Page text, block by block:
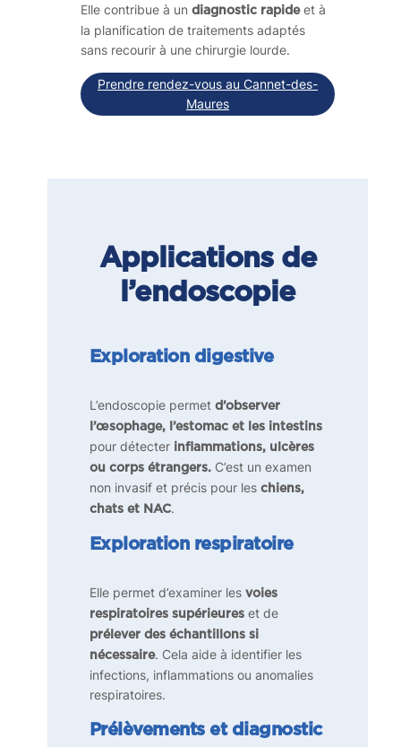
Elle contribue à un diagnostic rapide et à
la planification de traitements adaptés
sans recourir à une chirurgie lourde.
Prendre rendez-vous au Cannet-des-
Maures
Applications de
l’endoscopie
Exploration digestive
L’endoscopie permet d’observer
l’œsophage, l’estomac et les intestins
pour détecter inflammations, ulcères
ou corps étrangers.C’est un examen
non invasif et précis pour les chiens,
chats et NAC.
Exploration respiratoire
Elle permet d’examiner les voies
respiratoires supérieures et de
prélever des échantillons si
nécessaire. Cela aide à identifier les
infections, inflammations ou anomalies
respiratoires.
Prélèvements et diagnostic